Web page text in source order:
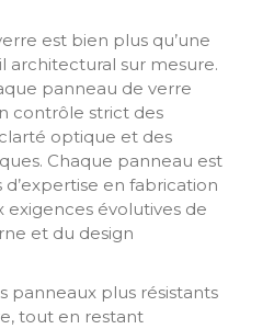
est bien plus qu’une
architectural sur mesure.
panneau de verre
contrôle strict des
optique et des
Chaque panneau est
en fabrication
exigences évolutives de
et du design
panneaux plus résistants
tout en restant